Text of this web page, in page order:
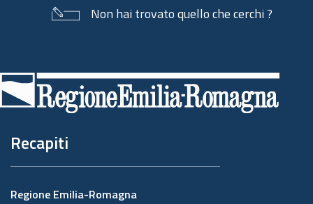
Non hai trovato quello che cerchi ?
di
pagina
Recapiti
Regione Emilia-Romagna